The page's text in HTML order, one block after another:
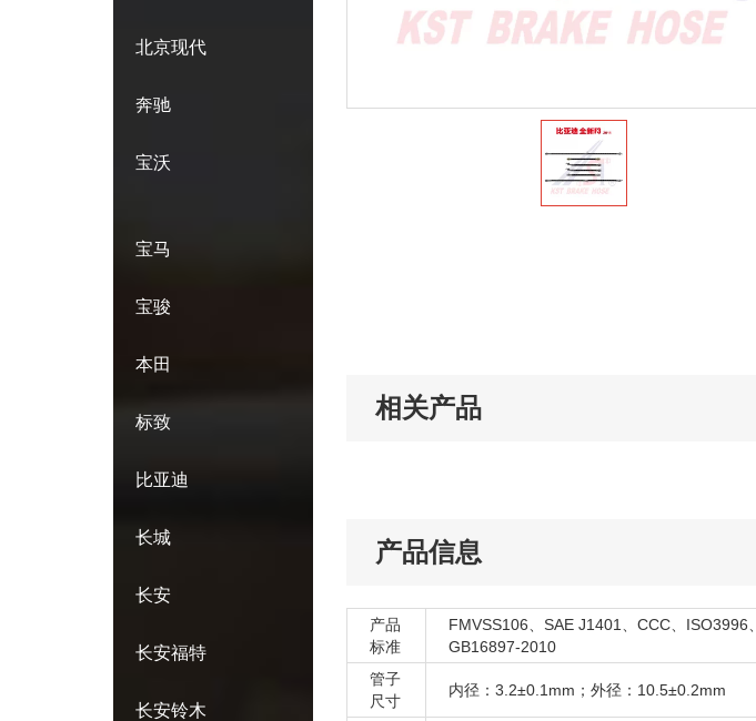
北京现代
奔驰
宝沃
宝马
宝骏
本田
标致
比亚迪
长城
长安
长安福特
长安铃木
相关产品
产品信息
产品
标准
FMVSS106、SAE J1401、CCC、ISO3996、
GB16897-2010
管子
尺寸
内径：3.2±0.1mm；外径：10.5±0.2mm